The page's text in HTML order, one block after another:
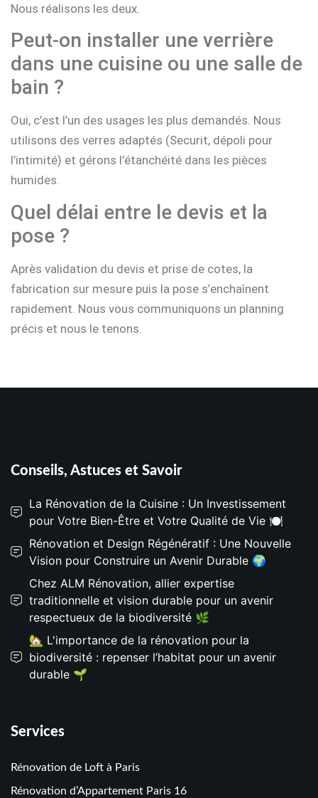
Nous réalisons les deux.
Peut-on installer une verrière
dans une cuisine ou une salle de
bain ?
Oui, c’est l’un des usages les plus demandés. Nous
utilisons des verres adaptés (Securit, dépoli pour
l’intimité) et gérons l’étanchéité dans les pièces
humides.
Quel délai entre le devis et la
pose ?
Après validation du devis et prise de cotes, la
fabrication sur mesure puis la pose s’enchaînent
rapidement. Nous vous communiquons un planning
précis et nous le tenons.
Conseils, Astuces et Savoir
La Rénovation de la Cuisine : Un Investissement
pour Votre Bien-Être et Votre Qualité de Vie 🍽️
Rénovation et Design Régénératif : Une Nouvelle
Vision pour Construire un Avenir Durable 🌍
Chez ALM Rénovation, allier expertise
traditionnelle et vision durable pour un avenir
respectueux de la biodiversité 🌿
🏡 L'importance de la rénovation pour la
biodiversité : repenser l’habitat pour un avenir
durable 🌱
Services
Rénovation de Loft à Paris
Rénovation d’Appartement Paris 16